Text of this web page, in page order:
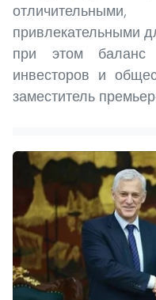
привлекательными
при этом баланс
инвесторов и
заместитель